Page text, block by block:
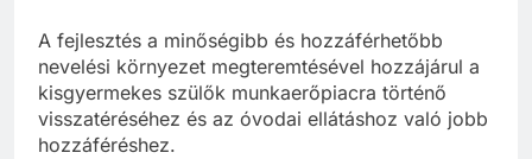
A fejlesztés a minőségibb és hozzáférhetőbb
nevelési környezet megteremtésével hozzájárul a
kisgyermekes szülők munkaerőpiacra történő
visszatéréséhez és az óvodai ellátáshoz való jobb
hozzáféréshez.